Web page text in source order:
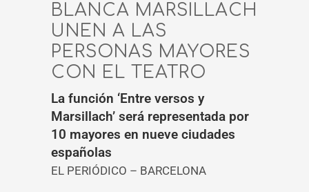
BLANCA MARSILLACH
UNEN A LAS
PERSONAS MAYORES
CON EL TEATRO
La función ‘Entre versos y
Marsillach’ será representada por
10 mayores en nueve ciudades
españolas
EL PERIÓDICO – BARCELONA